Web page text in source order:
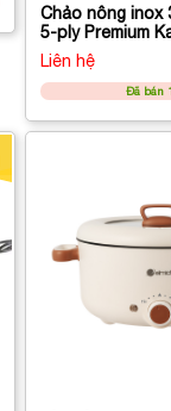
Chảo nông inox
5-ply Premium
hành 5 năm
Liên hệ
Đã bán